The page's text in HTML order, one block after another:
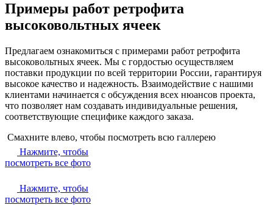
Примеры работ ретрофита
высоковольтных ячеек
Предлагаем ознакомиться с примерами работ ретрофита
высоковольтных ячеек. Мы с гордостью осуществляем
поставки продукции по всей территории России, гарантируя
высокое качество и надежность. Взаимодействие с нашими
клиентами начинается с обсуждения всех нюансов проекта,
что позволяет нам создавать индивидуальные решения,
соответствующие специфике каждого заказа.
Смахните влево, чтобы посмотреть всю галлерею
Нажмите, чтобы
посмотреть все фото
Нажмите, чтобы
посмотреть все фото